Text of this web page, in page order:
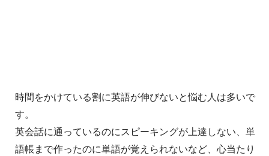
時間をかけている割に英語が伸びないと悩む人は多いで
す。
英会話に通っているのにスピーキングが上達しない、単
語帳まで作ったのに単語が覚えられないなど、心当たり